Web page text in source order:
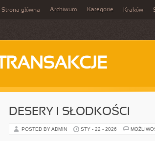
Strona główna Archiwum Kategorie Kraków
TRANSAKCJE
DESERY I SŁODKOŚCI
POSTED BY ADMIN STY - 22 - 2026